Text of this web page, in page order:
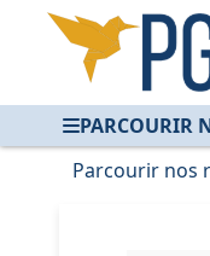
PARCOURIR
Parcourir nos